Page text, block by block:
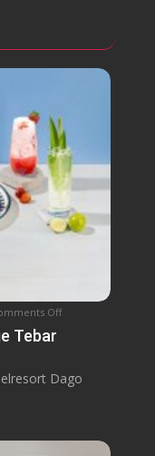
Offo
Tebar
Dago